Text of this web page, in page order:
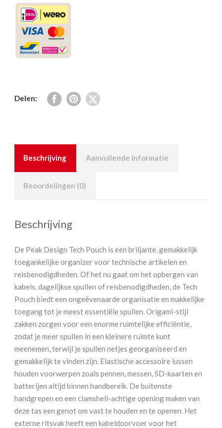
Delen:
Beschrijving Aanvullende informatie
Beoordelingen (0)
Beschrijving
De Peak Design Tech Pouch is een briljante, gemakkelijk
toegankelijke organizer voor technische artikelen en
reisbenodigdheden. Of het nu gaat om het opbergen van
kabels, dagelijkse spullen of reisbenodigdheden, de Tech
Pouch biedt een ongeëvenaarde organisatie en makkelijke
toegang tot je meest essentiële spullen. Origami-stijl
zakken zorgen voor een enorme ruimtelijke efficiëntie,
zodat je meer spullen in een kleinere ruimte kunt
meenemen, terwijl je spullen netjes georganiseerd en
gemakkelijk te vinden zijn. Elastische accessoire lussen
houden voorwerpen zoals pennen, messen, SD-kaarten en
batterijen altijd binnen handbereik. De buitenste
handgrepen en een clamshell-achtige opening maken van
deze tas een genot om vast te houden en te openen. Het
externe ritsvak heeft een kabeldoorvoer voor het